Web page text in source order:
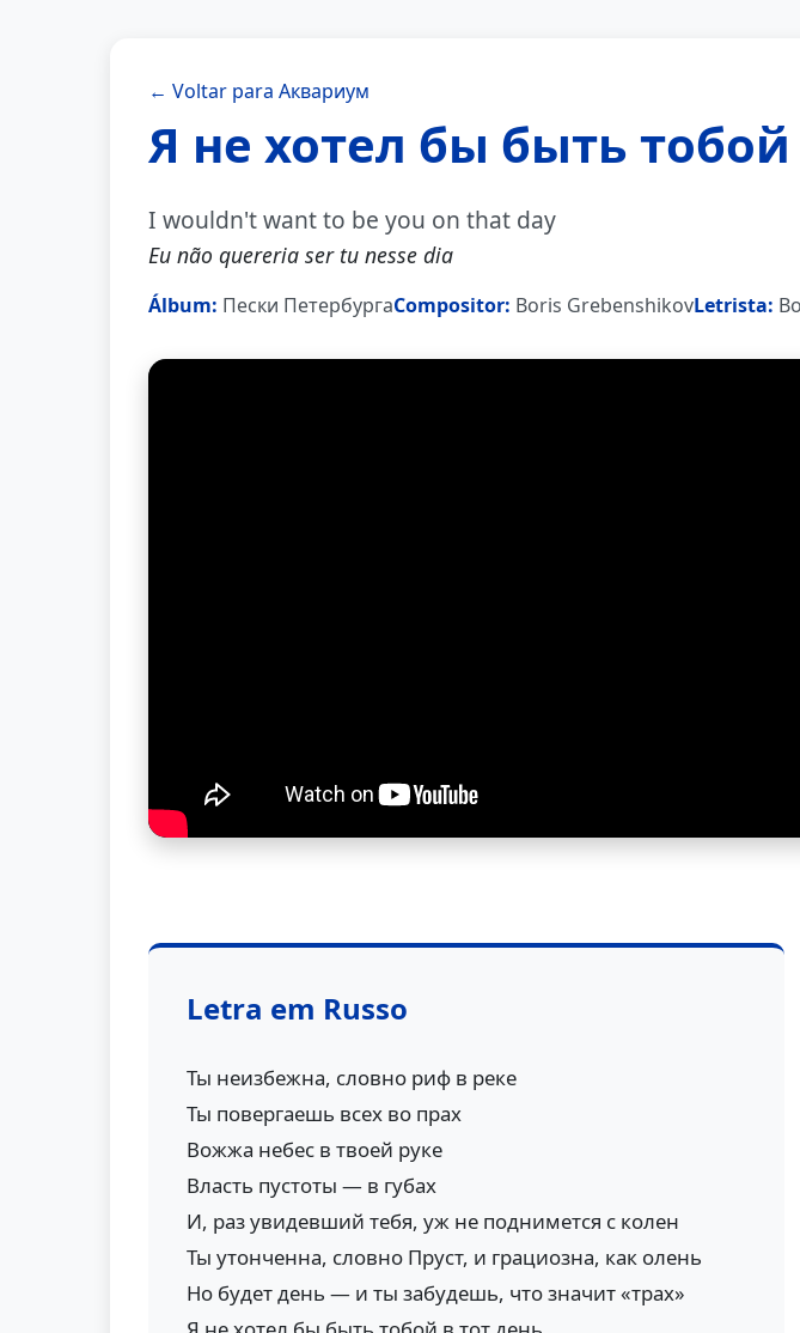
← Voltar para Аквариум
Я не хотел бы быть тобой
I wouldn't want to be you on that day
Eu não quereria ser tu nesse dia
Álbum: Пески ПетербургаCompositor: Boris GrebenshikovLetrista:
Letra em Russo
Ты неизбежна, словно риф в реке
Ты повергаешь всех во прах
Вожжа небес в твоей руке
Власть пустоты — в губах
И, раз увидевший тебя, уж не поднимется с колен
Ты утонченна, словно Пруст, и грациозна, как олень
Но будет день — и ты забудешь, что значит «трах»